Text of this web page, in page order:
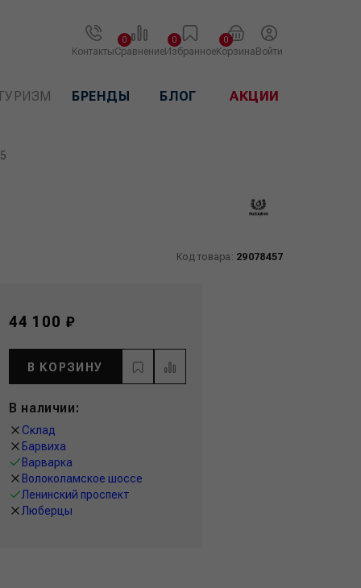
КонтактыСравнение
0
Избранное
0
Корзина
0
Войти
БРЕНДЫ БЛОГ АКЦИИ
Код товара: 29078457
44 100 ₽
В КОРЗИНУ
В наличии:
Склад
Барвиха
Варварка
Волоколамское шоссе
Ленинский проспект
Люберцы